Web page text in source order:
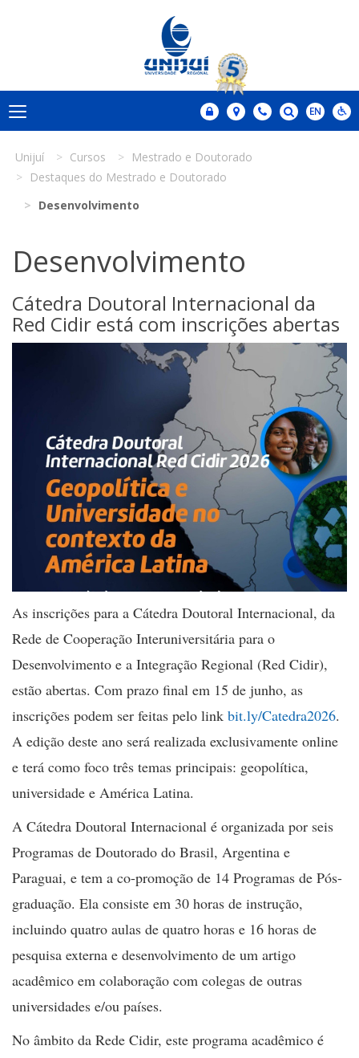
Unijuí Cursos
Mestrado e Doutorado
Destaques do Mestrado e Doutorado
Desenvolvimento
Desenvolvimento
Cátedra Doutoral Internacional da
Red Cidir está com inscrições abertas
As inscrições para a Cátedra Doutoral Internacional, da
Rede de Cooperação Interuniversitária para o
Desenvolvimento e a Integração Regional (Red Cidir),
estão abertas. Com prazo final em 15 de junho, as
inscrições podem ser feitas pelo link bit.ly/Catedra2026.
A edição deste ano será realizada exclusivamente online
e terá como foco três temas principais: geopolítica,
universidade e América Latina.
A Cátedra Doutoral Internacional é organizada por seis
Programas de Doutorado do Brasil, Argentina e
Paraguai, e tem a co-promoção de 14 Programas de Pós-
graduação. Ela consiste em 30 horas de instrução,
incluindo quatro aulas de quatro horas e 16 horas de
pesquisa externa e desenvolvimento de um artigo
acadêmico em colaboração com colegas de outras
universidades e/ou países.
No âmbito da Rede Cidir, este programa acadêmico é